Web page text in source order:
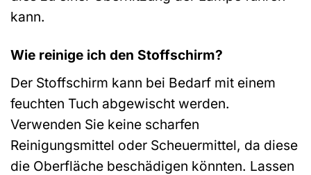
kann.
Wie reinige ich den Stoffschirm?
Der Stoffschirm kann bei Bedarf mit einem
feuchten Tuch abgewischt werden.
Verwenden Sie keine scharfen
Reinigungsmittel oder Scheuermittel, da diese
die Oberfläche beschädigen könnten. Lassen